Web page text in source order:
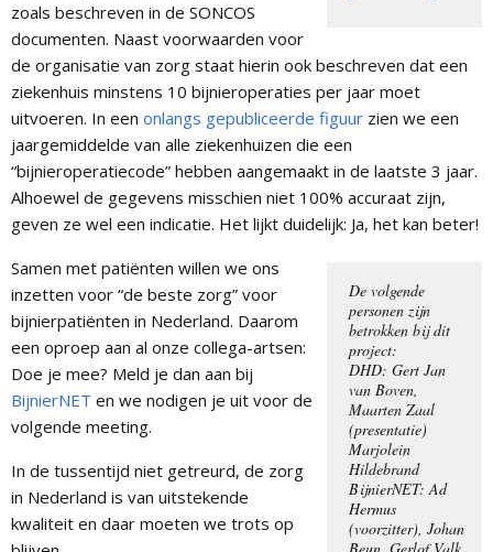
zoals beschreven in de SONCOS
documenten. Naast voorwaarden voor
de organisatie van zorg staat hierin ook beschreven dat een
ziekenhuis minstens 10 bijnieroperaties per jaar moet
uitvoeren. In een onlangs gepubliceerde figuur zien we een
jaargemiddelde van alle ziekenhuizen die een
“bijnieroperatiecode” hebben aangemaakt in de laatste 3 jaar.
Alhoewel de gegevens misschien niet 100% accuraat zijn,
geven ze wel een indicatie. Het lijkt duidelijk: Ja, het kan beter!
De volgende
personen zijn
betrokken bij dit
project:
DHD: Gert Jan
van Boven,
Maarten Zaal
(presentatie)
Marjolein
Hildebrand
BijnierNET: Ad
Hermus
(voorzitter), Johan
Samen met patiënten willen we ons
inzetten voor “de beste zorg” voor
bijnierpatiënten in Nederland. Daarom
een oproep aan al onze collega-artsen:
Doe je mee? Meld je dan aan bij
BijnierNET en we nodigen je uit voor de
volgende meeting.
In de tussentijd niet getreurd, de zorg
in Nederland is van uitstekende
kwaliteit en daar moeten we trots op